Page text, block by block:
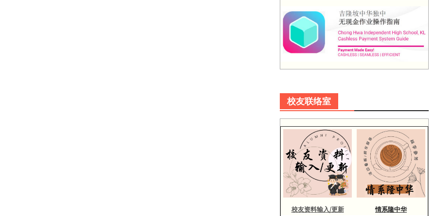
校友联络室
校友资料输入/更新 情系隆中华